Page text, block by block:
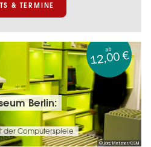
& TERMINE
© Jörg Metzner/CSM
Berlin:
der Computerspiele
ab
12,00 €